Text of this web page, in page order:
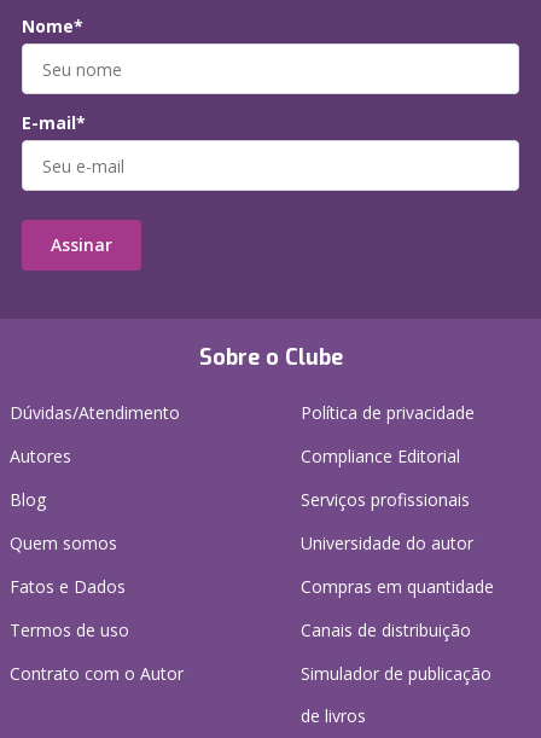
Sobre o Clube
Dúvidas/Atendimento
Autores
Blog
Quem somos
Fatos e Dados
Termos de uso
Contrato com o Autor
Política de privacidade
Compliance Editorial
Serviços profissionais
Universidade do autor
Compras em quantidade
Canais de distribuição
Simulador de publicação
de livros
Nome*
E-mail*
Assinar